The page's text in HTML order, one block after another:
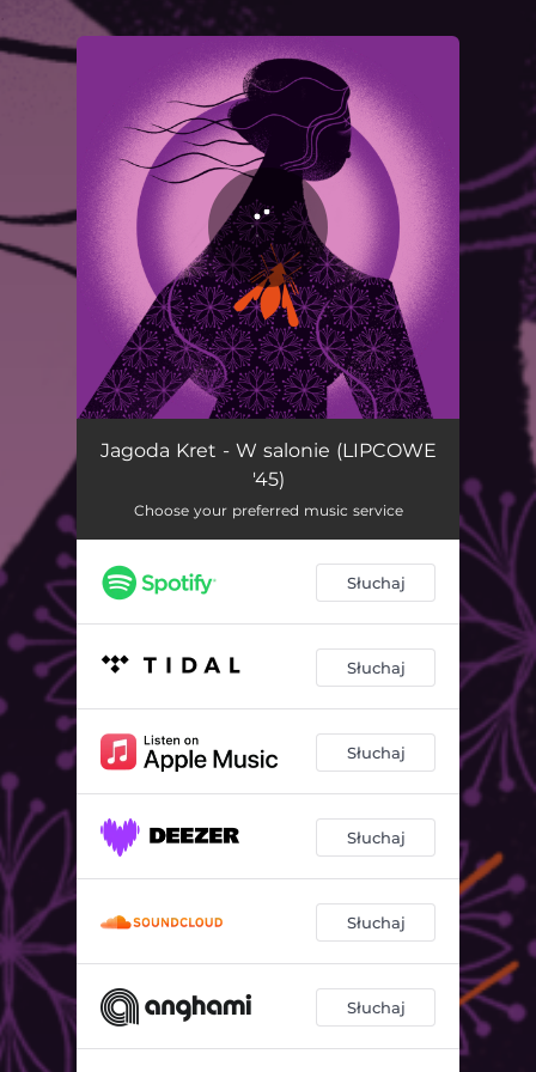
You're all set!
W salonie (LIPCOWE '45) 03:40
Jagoda Kret - W salonie (LIPCOWE
'45)
Choose your preferred music service
Słuchaj
Słuchaj
Słuchaj
Słuchaj
Słuchaj
Słuchaj